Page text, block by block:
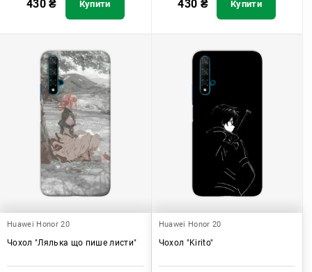
430₴ Купити 430 ₴ Купити
Huawei Honor 20
Чохол "Лялька що пише листи"
Huawei Honor 20
Чохол "Kirito"